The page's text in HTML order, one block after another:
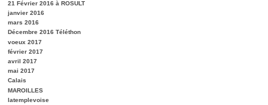
21 Février 2016 à ROSULT
janvier 2016
mars 2016
Décembre 2016 Téléthon
voeux 2017
février 2017
avril 2017
mai 2017
Calais
MAROILLES
latemplevoise